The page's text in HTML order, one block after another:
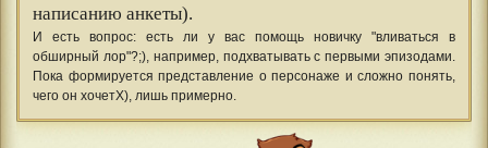
написанию анкеты).
И есть вопрос: есть ли у вас помощь новичку "вливаться в
обширный лор"?;), например, подхватывать с первыми эпизодами.
Пока формируется представление о персонаже и сложно понять,
чего он хочетХ), лишь примерно.